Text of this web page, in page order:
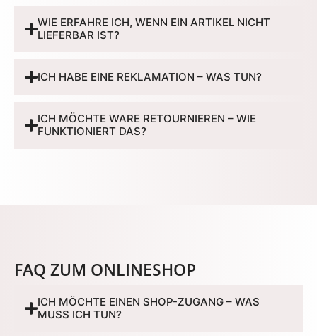
WIE ERFAHRE ICH, WENN EIN ARTIKEL NICHT
LIEFERBAR IST?
ICH HABE EINE REKLAMATION – WAS TUN?
ICH MÖCHTE WARE RETOURNIEREN – WIE
FUNKTIONIERT DAS?
FAQ ZUM ONLINESHOP
ICH MÖCHTE EINEN SHOP-ZUGANG – WAS
MUSS ICH TUN?